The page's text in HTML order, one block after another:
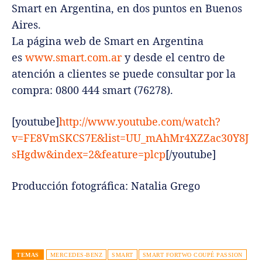
Smart en Argentina, en dos puntos en Buenos
Aires.
La página web de Smart en Argentina
es www.smart.com.ary desde el centro de
atención a clientes se puede consultar por la
compra: 0800 444 smart (76278).
[youtube]http://www.youtube.com/watch?
v=FE8VmSKCS7E&list=UU_mAhMr4XZZac30Y8J
sHgdw&index=2&feature=plcp[/youtube]
Producción fotográfica: Natalia Grego
TEMAS MERCEDES-BENZ SMART SMART FORTWO COUPÉ PASSION